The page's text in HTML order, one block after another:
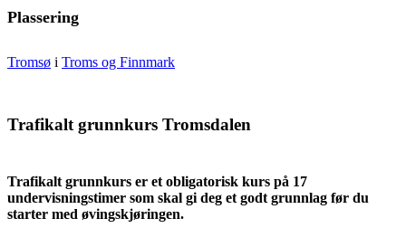
Plassering
Tromsø i Troms og Finnmark
Trafikalt grunnkurs Tromsdalen
Trafikalt grunnkurs er et obligatorisk kurs på 17
undervisningstimer som skal gi deg et godt grunnlag før du
starter med øvingskjøringen.